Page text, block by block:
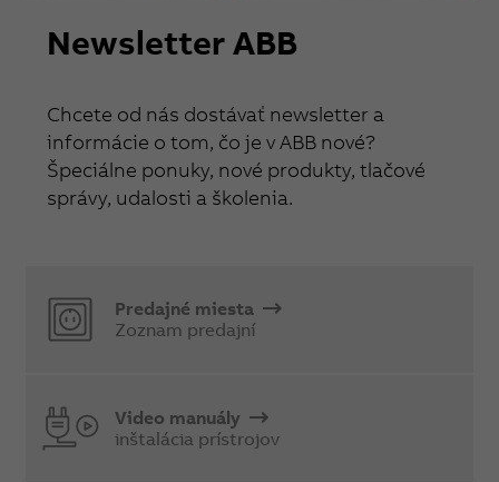
Newsletter ABB
Chcete od nás dostávať newsletter a
informácie o tom, čo je v ABB nové?
Špeciálne ponuky, nové produkty, tlačové
správy, udalosti a školenia.
Predajné miesta
Zoznam predajní
Video manuály
inštalácia prístrojov